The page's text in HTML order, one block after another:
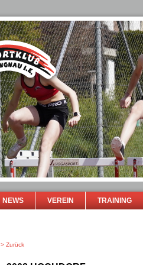
NEWS VEREIN TRAINING
> Zurück